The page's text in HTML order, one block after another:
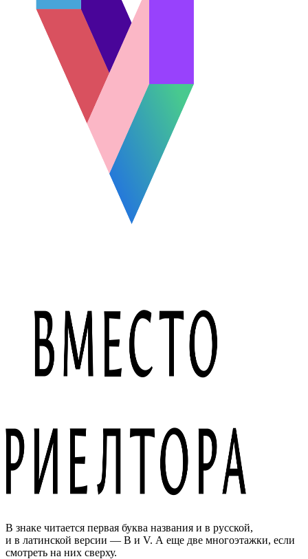
В знаке читается первая буква названия и в русской,
и в латинской версии — В и V. А еще две многоэтажки, если
смотреть на них сверху.